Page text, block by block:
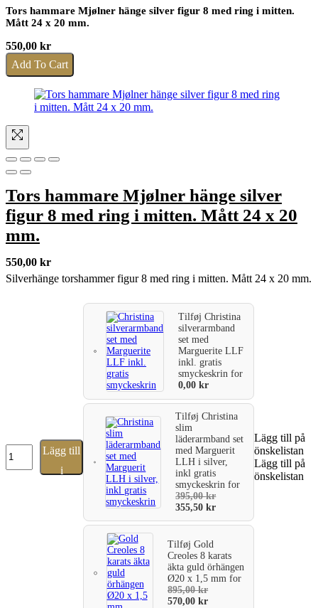
Tors hammare Mjølner hänge silver figur 8 med ring i mitten.
Mått 24 x 20 mm.
550,00 kr
Add To Cart
Tors hammare Mjølner hänge silver
figur 8 med ring i mitten. Mått 24 x 20
mm.
550,00 kr
Silverhänge torshammer figur 8 med ring i mitten. Mått 24 x 20 mm.
hammare
Mjølner
Lägg till
i
TilføjChristina
silverarmband
set med
Marguerite LLF
inkl. gratis
smyckeskrinfor
0,00kr
TilføjChristina
slim
läderarmband set
med Marguerit
LLH i silver,
inkl gratis
smyckeskrinfor
395,00kr
355,50kr
TilføjGold
Creoles 8 karats
äkta guld örhängen
Ø20 x 1,5 mmfor
895,00kr
570,00kr
Lägg till på
önskelistan
Lägg till på
önskelistan